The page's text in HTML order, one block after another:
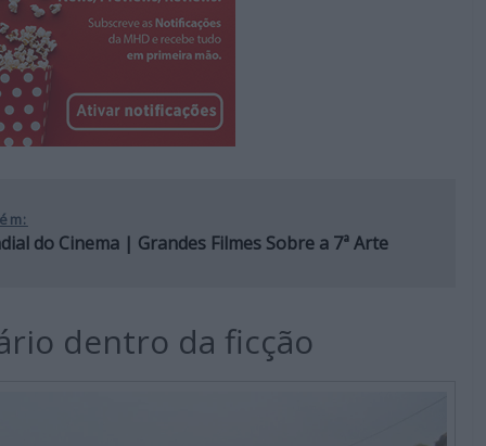
do Cinema | Grandes Filmes Sobre a 7ª Arte
dentro da ficção